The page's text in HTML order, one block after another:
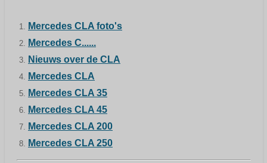
Mercedes CLA foto's
Mercedes C......
Nieuws over de CLA
Mercedes CLA
Mercedes CLA 35
Mercedes CLA 45
Mercedes CLA 200
Mercedes CLA 250